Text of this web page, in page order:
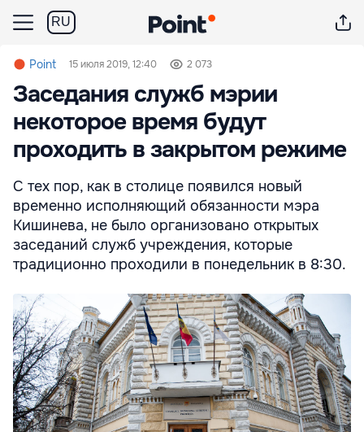
RU
Point 15 июля 2019, 12:40 2 073
Заседания служб мэрии
некоторое время будут
проходить в закрытом режиме
С тех пор, как в столице появился новый
временно исполняющий обязанности мэра
Кишинева, не было организовано открытых
заседаний служб учреждения, которые
традиционно проходили в понедельник в 8:30.